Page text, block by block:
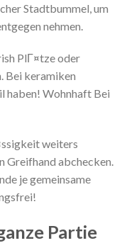
Stadtbummel, um
nehmen.
PlГ¤tze oder
Bei keramiken
haben! Wohnhaft Bei
weiters
Greifhand abchecken.
je gemeinsame
Partie